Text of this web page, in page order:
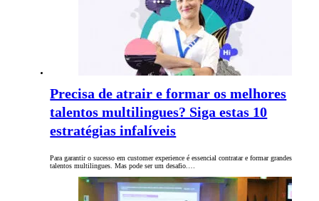
Precisa de atrair e formar os melhores
talentos multilingues? Siga estas 10
estratégias infalíveis
Para garantir o sucesso em customer experience é essencial contratar e formar grandes
talentos multilingues. Mas pode ser um desafio.…